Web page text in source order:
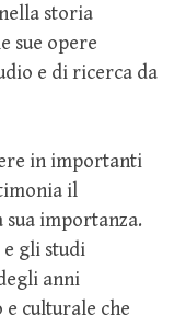
storia
sue opere
e di ricerca da
in importanti
il
importanza.
e gli studi
anni
e culturale che